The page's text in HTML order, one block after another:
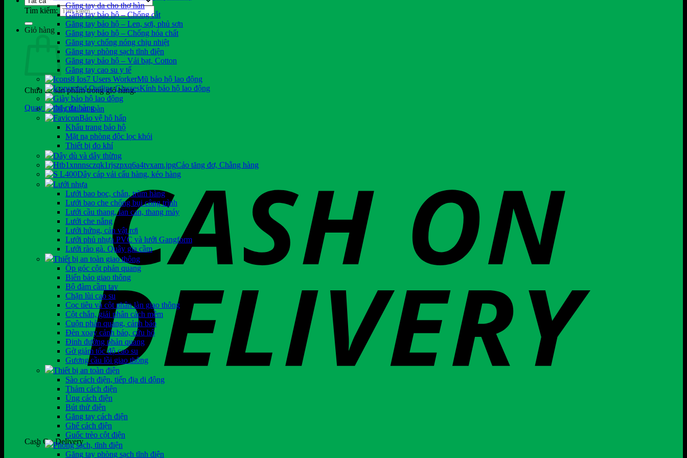
Tìm kiếm:
Giỏ hàng
Chưa có sản phẩm trong giỏ hàng.
Quay trở lại cửa hàng
Cash On Delivery
Găng tay da cho thợ hàn
Găng tay bảo hộ – Chống cắt
Găng tay bảo hộ – Len, sợi, phủ sơn
Găng tay bảo hộ – Chống hóa chất
Găng tay chống nóng chịu nhiệt
Găng tay phòng sạch tĩnh điện
Găng tay bảo hộ – Vải bạt, Cotton
Găng tay cao su y tế
Mũ bảo hộ lao động
Kính bảo hộ lao động
Giày bảo hộ lao động
Dây đai an toàn
Bảo vệ hô hấp
Khẩu trang bảo hộ
Mặt nạ phòng độc lọc khói
Thiết bị đo khí
Dây dù và dây thừng
Cảo tăng đơ, Chằng hàng
Dây cáp vải cẩu hàng, kéo hàng
Lưới nhựa
Lưới bao bọc, chắn, trùm hàng
Lưới bao che chống bụi công trình
Lưới cầu thang, lan can, thang máy
Lưới che nắng
Lưới hứng, cản vật rơi
Lưới phủ nhựa PVC và lưới Gangform
Lưới rào gà. Quây gia cầm
Thiết bị an toàn giao thông
Ốp góc cột phản quang
Biển báo giao thông
Bộ đàm cầm tay
Chặn lùi cao su
Cọc tiêu và cột phân làn giao thông
Cột chắn, giải phân cách mềm
Cuộn phản quang, cảnh báo
Đèn xoay cảnh báo, cứu hộ
Đinh đường phản quang
Gờ giảm tốc độ cao su
Gương cầu lồi giao thông
Thiết bị an toàn điện
Sào cách điện, tiếp địa di động
Thảm cách điện
Ủng cách điện
Bút thử điện
Găng tay cách điện
Ghế cách điện
Guốc trèo cột điện
Phòng sạch, tĩnh điện
Găng tay phòng sạch tĩnh điện